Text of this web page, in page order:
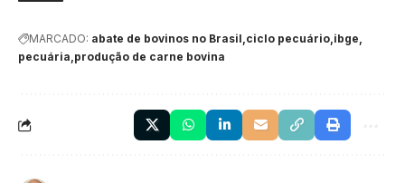
MARCADO: abate de bovinos no Brasil ciclo pecuário ibge
pecuária produção de carne bovina